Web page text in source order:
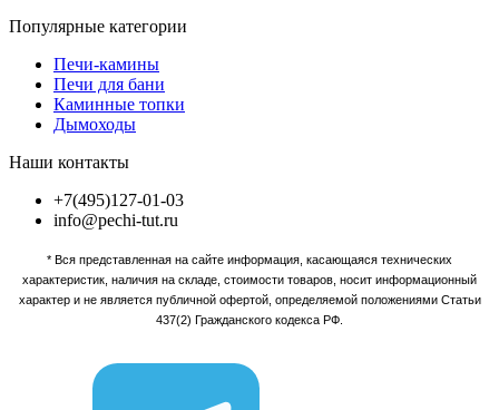
Популярные категории
Печи-камины
Печи для бани
Каминные топки
Дымоходы
Наши контакты
+7(495)127-01-03
info@pechi-tut.ru
* Вся представленная на сайте информация, касающаяся технических
характеристик, наличия на складе, стоимости товаров, носит информационный
характер и не является публичной офертой, определяемой положениями Статьи
437(2) Гражданского кодекса РФ.